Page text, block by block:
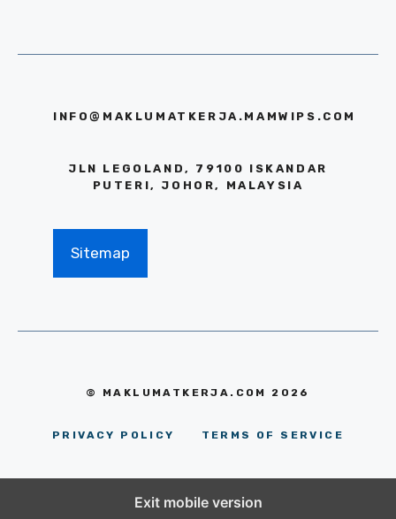
INFO@MAKLUMATKERJA.MAMWIPS.COM
JLN LEGOLAND, 79100 ISKANDAR
PUTERI, JOHOR, MALAYSIA
Sitemap
© MAKLUMATKERJA.COM 2026
PRIVACY POLICY TERMS OF SERVICE
Exit mobile version